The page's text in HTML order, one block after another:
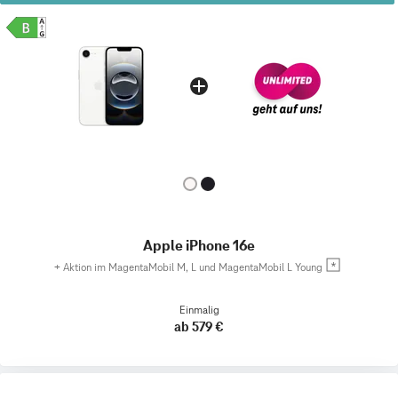
Apple iPhone 16e
+ Aktion im MagentaMobil M, L und MagentaMobil L Young
Einmalig
ab 579 €